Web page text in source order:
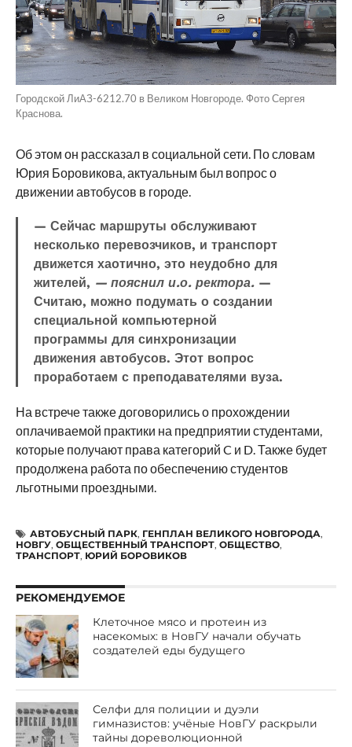
Городской ЛиАЗ-6212.70 в Великом Новгороде. Фото Сергея
Краснова.
Об этом он рассказал в социальной сети. По словам
Юрия Боровикова, актуальным был вопрос о
движении автобусов в городе.
— Сейчас маршруты обслуживают
несколько перевозчиков, и транспорт
движется хаотично, это неудобно для
жителей, — пояснил и.о. ректора. —
Считаю, можно подумать о создании
специальной компьютерной
программы для синхронизации
движения автобусов. Этот вопрос
проработаем с преподавателями вуза.
На встрече также договорились о прохождении
оплачиваемой практики на предприятии студентами,
которые получают права категорий C и D. Также будет
продолжена работа по обеспечению студентов
льготными проездными.
АВТОБУСНЫЙ ПАРК, ГЕНПЛАН ВЕЛИКОГО НОВГОРОДА,
НОВГУ, ОБЩЕСТВЕННЫЙ ТРАНСПОРТ, ОБЩЕСТВО,
ТРАНСПОРТ, ЮРИЙ БОРОВИКОВ
РЕКОМЕНДУЕМОЕ
Клеточное мясо и протеин из
насекомых: в НовГУ начали обучать
создателей еды будущего
Селфи для полиции и дуэли
гимназистов: учёные НовГУ раскрыли
тайны дореволюционной